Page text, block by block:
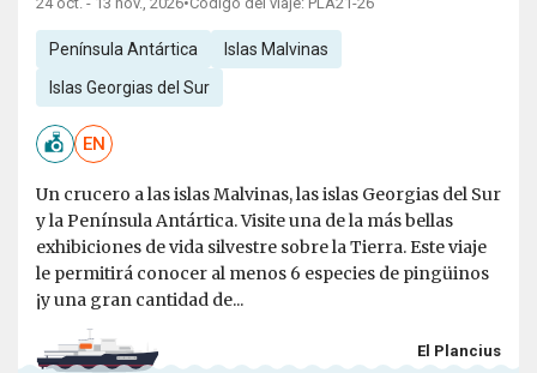
Península Antártica Islas Malvinas
Islas Georgias del Sur
EN
Un crucero a las islas Malvinas, las islas Georgias del Sur
y la Península Antártica. Visite una de la más bellas
exhibiciones de vida silvestre sobre la Tierra. Este viaje
le permitirá conocer al menos 6 especies de pingüinos
¡y una gran cantidad de...
El Plancius